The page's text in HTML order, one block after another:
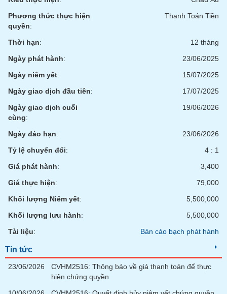
Phương thức thực hiện
quyền:
Thanh Toán Tiền
Thời hạn:
12 tháng
Ngày phát hành:
23/06/2025
Ngày niêm yết:
15/07/2025
Ngày giao dịch đầu tiên:
17/07/2025
Ngày giao dịch cuối
cùng:
19/06/2026
Ngày đáo hạn:
23/06/2026
Tỷ lệ chuyển đổi:
4 : 1
Giá phát hành:
3,400
Giá thực hiện:
79,000
Khối lượng Niêm yết:
5,500,000
Khối lượng lưu hành:
5,500,000
Tài liệu: Bản cáo bạch phát hành
Tin tức
23/06/2026
CVHM2516: Thông báo về giá thanh toán để thực
hiện chứng quyền
Sách
tài
Công
đầu
tư
Truyền
tài